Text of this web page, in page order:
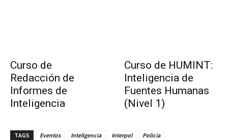
Curso de
Redacción de
Informes de
Inteligencia
Curso de HUMINT:
Inteligencia de
Fuentes Humanas
(Nivel 1)
TAGS Eventos Inteligencia Interpol Policia